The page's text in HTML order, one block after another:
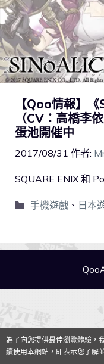
【Qoo情報】
（CV：高橋李
蛋池開催中
2017/08/31 作者:
SQUARE ENIX 和
手機遊戲、 日本
為了向您提供最佳瀏覽體驗，
續使用本網站，即表示您了解